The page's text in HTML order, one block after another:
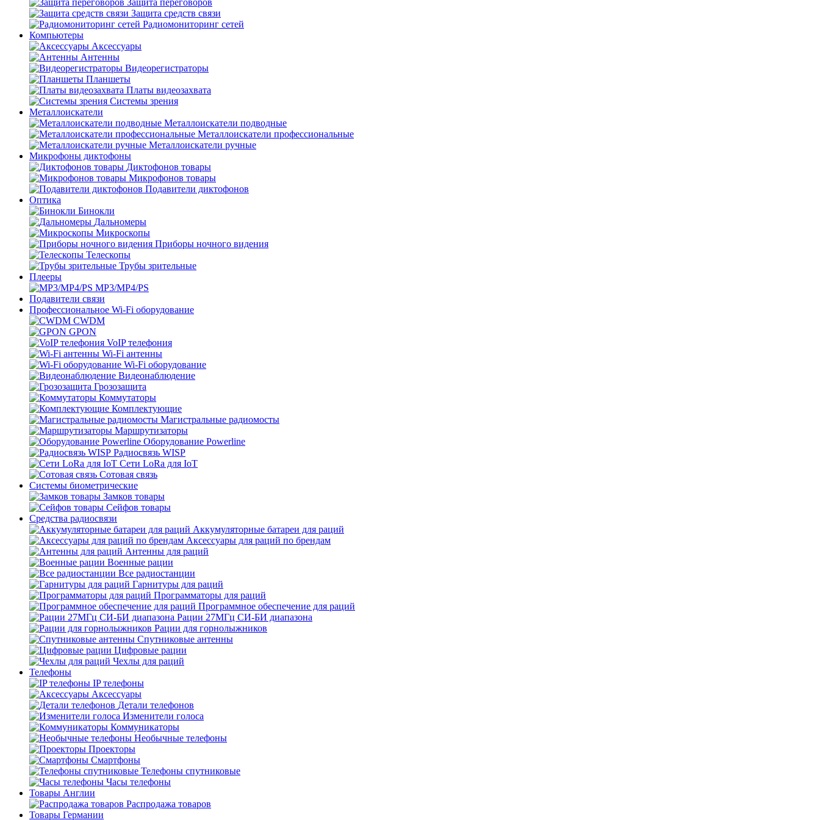
Защита переговоров
Защита средств связи
Радиомониторинг сетей
Компьютеры
Аксессуары
Антенны
Видеорегистраторы
Планшеты
Платы видеозахвата
Системы зрения
Металлоискатели
Металлоискатели подводные
Металлоискатели профессиональные
Металлоискатели ручные
Микрофоны диктофоны
Диктофонов товары
Микрофонов товары
Подавители диктофонов
Оптика
Бинокли
Дальномеры
Микроскопы
Приборы ночного видения
Телескопы
Трубы зрительные
Плееры
MP3/MP4/PS
Подавители связи
Профессиональное Wi-Fi оборудование
CWDM
GPON
VoIP телефония
Wi-Fi антенны
Wi-Fi оборудование
Видеонаблюдение
Грозозащита
Коммутаторы
Комплектующие
Магистральные радиомосты
Маршрутизаторы
Оборудование Powerline
Радиосвязь WISP
Сети LoRa для IoT
Сотовая связь
Системы биометрические
Замков товары
Сейфов товары
Средства радиосвязи
Аккумуляторные батареи для раций
Аксессуары для раций по брендам
Антенны для раций
Военные рации
Все радиостанции
Гарнитуры для раций
Программаторы для раций
Программное обеспечение для раций
Рации 27МГц СИ-БИ диапазона
Рации для горнолыжников
Спутниковые антенны
Цифровые рации
Чехлы для раций
Телефоны
IP телефоны
Аксессуары
Детали телефонов
Изменители голоса
Коммуникаторы
Необычные телефоны
Проекторы
Смартфоны
Телефоны спутниковые
Часы телефоны
Товары Англии
Распродажа товаров
Товары Германии